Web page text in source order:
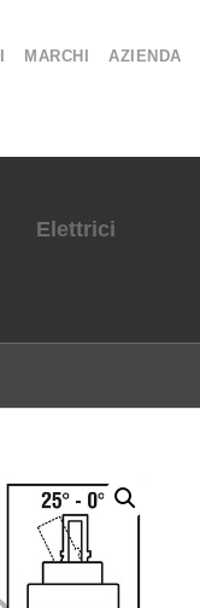
MARCHI AZIENDA
Elettrici